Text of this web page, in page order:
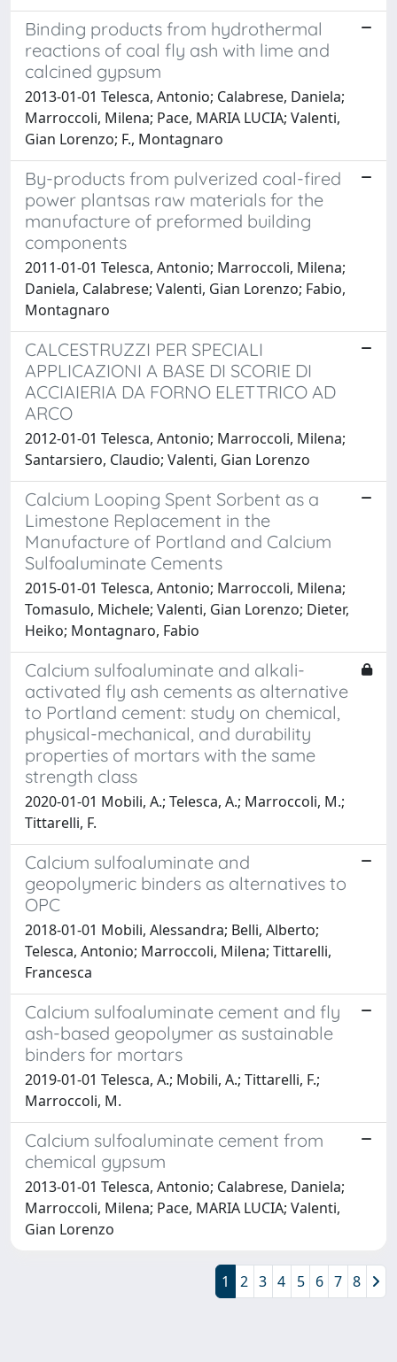
Binding products from hydrothermal
reactions of coal fly ash with lime and
calcined gypsum
2013-01-01 Telesca, Antonio; Calabrese, Daniela;
Marroccoli, Milena; Pace, MARIA LUCIA; Valenti,
Gian Lorenzo; F., Montagnaro
By-products from pulverized coal-fired
power plantsas raw materials for the
manufacture of preformed building
components
2011-01-01 Telesca, Antonio; Marroccoli, Milena;
Daniela, Calabrese; Valenti, Gian Lorenzo; Fabio,
Montagnaro
CALCESTRUZZI PER SPECIALI
APPLICAZIONI A BASE DI SCORIE DI
ACCIAIERIA DA FORNO ELETTRICO AD
ARCO
2012-01-01 Telesca, Antonio; Marroccoli, Milena;
Santarsiero, Claudio; Valenti, Gian Lorenzo
Calcium Looping Spent Sorbent as a
Limestone Replacement in the
Manufacture of Portland and Calcium
Sulfoaluminate Cements
2015-01-01 Telesca, Antonio; Marroccoli, Milena;
Tomasulo, Michele; Valenti, Gian Lorenzo; Dieter,
Heiko; Montagnaro, Fabio
Calcium sulfoaluminate and alkali-
activated fly ash cements as alternative
to Portland cement: study on chemical,
physical-mechanical, and durability
properties of mortars with the same
strength class
2020-01-01 Mobili, A.; Telesca, A.; Marroccoli, M.;
Tittarelli, F.
Calcium sulfoaluminate and
geopolymeric binders as alternatives to
OPC
2018-01-01 Mobili, Alessandra; Belli, Alberto;
Telesca, Antonio; Marroccoli, Milena; Tittarelli,
Francesca
Calcium sulfoaluminate cement and fly
ash-based geopolymer as sustainable
binders for mortars
2019-01-01 Telesca, A.; Mobili, A.; Tittarelli, F.;
Marroccoli, M.
Calcium sulfoaluminate cement from
chemical gypsum
2013-01-01 Telesca, Antonio; Calabrese, Daniela;
Marroccoli, Milena; Pace, MARIA LUCIA; Valenti,
Gian Lorenzo
1 2 3 4 5 6 7 8